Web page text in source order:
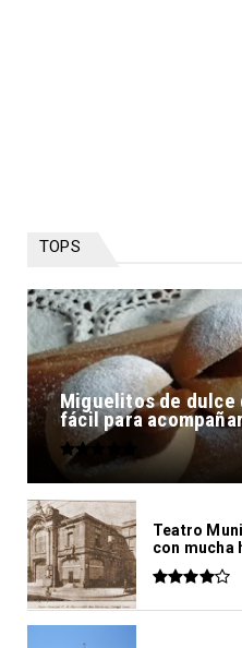
TOPS
Miguelitos de dulce
fácil para
Teatro
con mucha